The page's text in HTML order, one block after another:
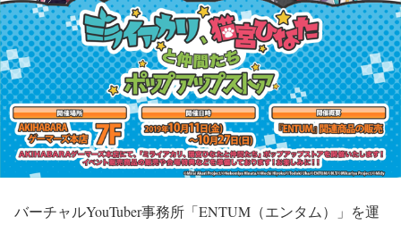
バーチャルYouTuber事務所「ENTUM（エンタム）」を運